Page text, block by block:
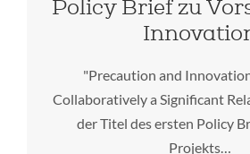
Policy Brief zu
"Precaution and
Collaboratively a Significant
der Titel des ersten Policy
Projekts…